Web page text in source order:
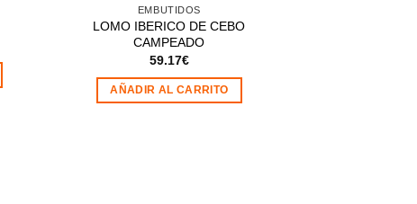
EMBUTIDOS
LOMO IBERICO DE CEBO
CAMPEADO
59.17€
AÑADIR AL CARRITO